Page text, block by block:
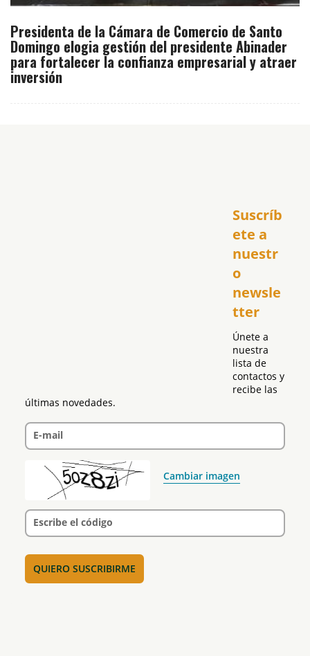
Presidenta de la Cámara de Comercio de Santo
Domingo elogia gestión del presidente Abinader
para fortalecer la confianza empresarial y atraer
inversión
Suscríb
ete a
nuestr
o
newsle
tter
Únete a
nuestra
lista de
contactos y
recibe las
últimas novedades.
E-mail
Cambiar imagen
Escribe el código